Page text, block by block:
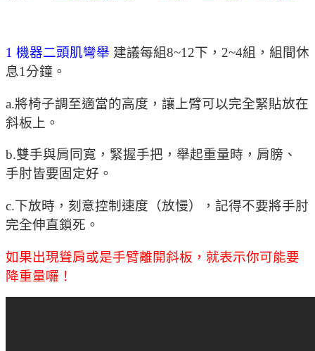
1 機器二頭肌彎舉 建議每組8~12下，2~4組，組間休
息1分鐘。
a.將椅子調至適當的高度，讓上臂可以完全緊貼放在
斜板上。
b.雙手與肩同寬，緊握手把，舉起重量時，肩膀、
手肘皆要固定好。
c.下放時，刻意控制速度（放慢），記得不要將手肘
完全伸直鎖死。
如果出現聳肩或是手臂離開斜板，就表示你可能要
降重量囉！